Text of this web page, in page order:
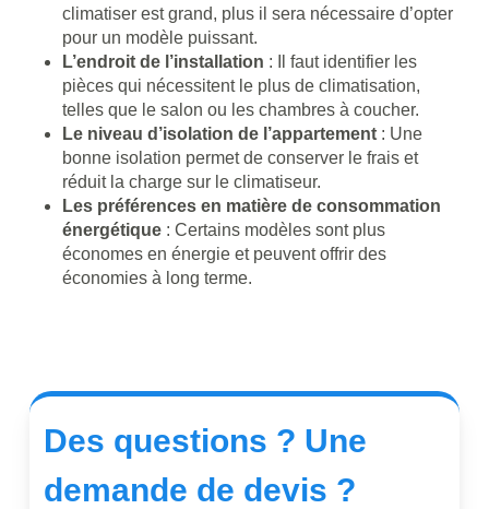
climatiser est grand, plus il sera nécessaire d’opter
pour un modèle puissant.
L’endroit de l’installation : Il faut identifier les
pièces qui nécessitent le plus de climatisation,
telles que le salon ou les chambres à coucher.
Le niveau d’isolation de l’appartement: Une
bonne isolation permet de conserver le frais et
réduit la charge sur le climatiseur.
Les préférences en matière de consommation
énergétique: Certains modèles sont plus
économes en énergie et peuvent offrir des
économies à long terme.
Des questions ? Une
demande de devis ?